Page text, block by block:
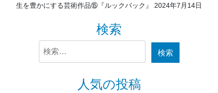
生を豊かにする芸術作品⑮『ルックバック』
2024年7月14日
検索
検
人気の投稿